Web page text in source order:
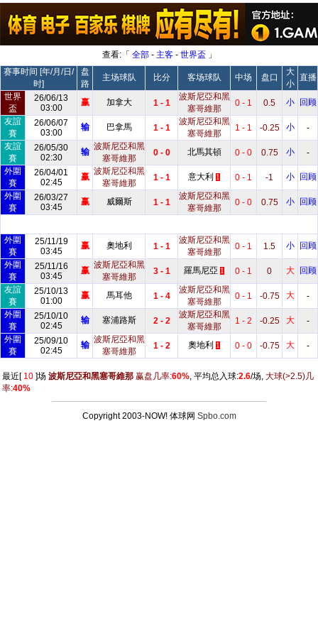
查看:「 全部- 主客- 世界盃 」
赛事时间 [年/月/日/
时]
盘
路
主场球队 比分 客场球队 中场 盘口
大
小
直播
世界
盃
26/06/13
03:00
赢 加拿大 1 - 1
波斯尼亞和黑
塞哥維那
0 - 1 0.5 小
回顾
友誼
賽
26/06/07
03:00
输 巴拿馬 1 - 1
波斯尼亞和黑
塞哥維那
1 - 1 -0.25 小
-
友誼
賽
26/05/30
02:30
输
波斯尼亞和黑
塞哥維那
0 - 0 北馬其頓 0 - 0 0.75 小
-
外圍
賽
26/04/01
02:45
赢
波斯尼亞和黑
塞哥維那
1 - 1 意大利 1 0 - 1 -1 小
回顾
外圍
賽
26/03/27
03:45
赢 威爾斯 1 - 1
波斯尼亞和黑
塞哥維那
0 - 0 0.75 小 回顾
外圍
賽
25/11/19
03:45
赢 奧地利 1 - 1
波斯尼亞和黑
塞哥維那
0 - 1 1.5 小
回顾
外圍
賽
25/11/16
03:45
赢
波斯尼亞和黑
塞哥維那
3 - 1 羅馬尼亞 1 0 - 1 0 大
回顾
友誼
賽
25/10/13
01:00
赢 馬耳他 1 - 4
波斯尼亞和黑
塞哥維那
0 - 1 -0.75 大
-
外圍
賽
25/10/10
02:45
输 塞浦路斯 2 - 2
波斯尼亞和黑
塞哥維那
1 - 2 -0.25 大
-
外圍
賽
25/09/10
02:45
输
波斯尼亞和黑
塞哥維那
1 - 2 奧地利 1 0 - 0 -0.75 大 -
最近[ 10 ]场 波斯尼亞和黑塞哥維那 赢盘几率:60%, 平均总入球:2.6/场, 大球(>2.5)几
率:40%
Copyright 2003-NOW! 体球网 Spbo.com